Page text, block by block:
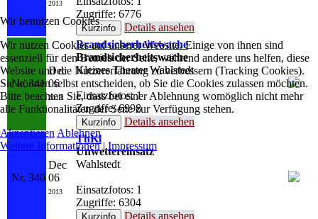
2013
Zugriffe: 6776
Details ansehen
Nr. 341
Dec
06
2013
Brandsicherheitswache
Brandsicherheitswache
Kleines Theater Wahlstedt
Einsatzfotos: 1
Zugriffe: 6998
Details ansehen
Nr. 340
Dec
06
2013
ThKl
Unwettereinsatz
Wahlstedt
Einsatzfotos: 1
Zugriffe: 6304
Details ansehen
Wir benutzen Cookies
Wir nutzen Cookies auf unserer Website. Einige von ihnen sind
essenziell für den Betrieb der Seite, während andere uns helfen, diese
Website und die Nutzererfahrung zu verbessern (Tracking Cookies).
Sie können selbst entscheiden, ob Sie die Cookies zulassen möchten.
Bitte beachten Sie, dass bei einer Ablehnung womöglich nicht mehr
alle Funktionalitäten der Seite zur Verfügung stehen.
Akzeptieren Ablehnen
Weitere Informationen|Impressum